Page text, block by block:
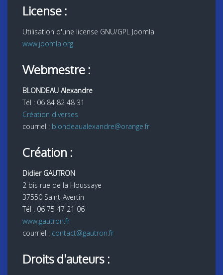
License :
Utilisation d'une license GNU/GPL Joomla
www.joomla.org
Webmestre :
BLONDEAU Alexandre
Tél : 06 84 82 48 31
Création diverses
courriel : blondeaualexandre@orange.fr
Création :
Didier GAUTRON
2 bis rue de la Houssaye
37550 Saint-Avertin
Tél : 06 75 47 21 06
www.gautron.fr
courriel : contact@gautron.fr
Droits d'auteurs :